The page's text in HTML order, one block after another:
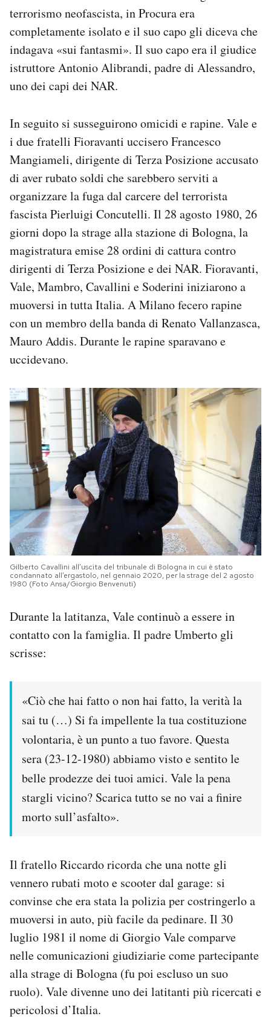
terrorismo neofascista, in Procura era
completamente isolato e il suo capo gli diceva che
indagava «sui fantasmi». Il suo capo era il giudice
istruttore Antonio Alibrandi, padre di Alessandro,
uno dei capi dei NAR.
In seguito si susseguirono omicidi e rapine. Vale e
i due fratelli Fioravanti uccisero Francesco
Mangiameli, dirigente di Terza Posizione accusato
di aver rubato soldi che sarebbero serviti a
organizzare la fuga dal carcere del terrorista
fascista Pierluigi Concutelli. Il 28 agosto 1980, 26
giorni dopo la strage alla stazione di Bologna, la
magistratura emise 28 ordini di cattura contro
dirigenti di Terza Posizione e dei NAR. Fioravanti,
Vale, Mambro, Cavallini e Soderini iniziarono a
muoversi in tutta Italia. A Milano fecero rapine
con un membro della banda di Renato Vallanzasca,
Mauro Addis. Durante le rapine sparavano e
uccidevano.
Gilberto Cavallini all’uscita del tribunale di Bologna in cui è stato
condannato all’ergastolo, nel gennaio 2020, per la strage del 2 agosto
1980 (Foto Ansa/Giorgio Benvenuti)
Durante la latitanza, Vale continuò a essere in
contatto con la famiglia. Il padre Umberto gli
scrisse:
«Ciò che hai fatto o non hai fatto, la verità la
sai tu (…) Si fa impellente la tua costituzione
volontaria, è un punto a tuo favore. Questa
sera (23-12-1980) abbiamo visto e sentito le
belle prodezze dei tuoi amici. Vale la pena
stargli vicino? Scarica tutto se no vai a finire
morto sull’asfalto».
Il fratello Riccardo ricorda che una notte gli
vennero rubati moto e scooter dal garage: si
convinse che era stata la polizia per costringerlo a
muoversi in auto, più facile da pedinare. Il 30
luglio 1981 il nome di Giorgio Vale comparve
nelle comunicazioni giudiziarie come partecipante
alla strage di Bologna (fu poi escluso un suo
ruolo). Vale divenne uno dei latitanti più ricercati e
pericolosi d’Italia.